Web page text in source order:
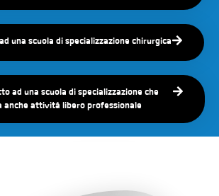
una scuola di specializzazione chirurgica
ad una scuola di specializzazione che
attività libero professionale